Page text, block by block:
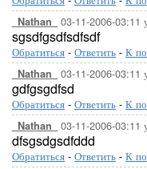
_Nathan_ 03-11-2006-03:11
sgsdfgsdfsdfsdf
Обратиться - Ответить - К
_Nathan_ 03-11-2006-03:11
gdfgsgdfsd
Обратиться - Ответить - К
_Nathan_ 03-11-2006-03:11
dfsgsdgsdfddd
Обратиться - Ответить - К